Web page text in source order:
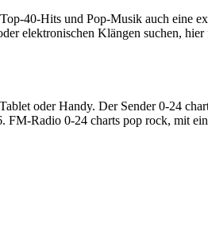
40-Hits und Pop-Musik auch
elektronischen Klängen suchen,
oder Handy. Der Sender 0-24
FM-Radio 0-24 charts pop rock, mit